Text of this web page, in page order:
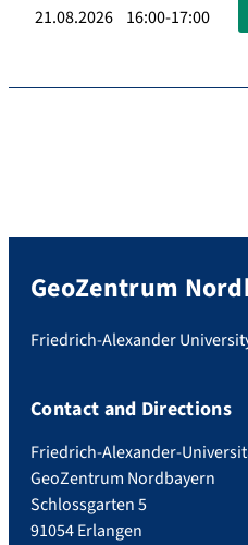
21.08.2026 16:00-17:00
GeoZentrum
Friedrich-Alexander
Contact and Directions
Friedrich-Alexander-
GeoZentrum Nordbayern
Schlossgarten 5
91054 Erlangen